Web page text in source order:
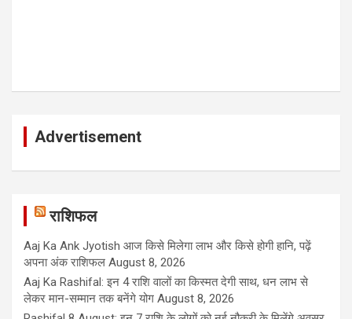
Advertisement
राशिफल
Aaj Ka Ank Jyotish आज किसे मिलेगा लाभ और किसे होगी हानि, पढ़ें
अपना अंक राशिफल August 8, 2026
Aaj Ka Rashifal: इन 4 राशि वालों का किस्मत देगी साथ, धन लाभ से
लेकर मान-सम्मान तक बनेंगे योग August 8, 2026